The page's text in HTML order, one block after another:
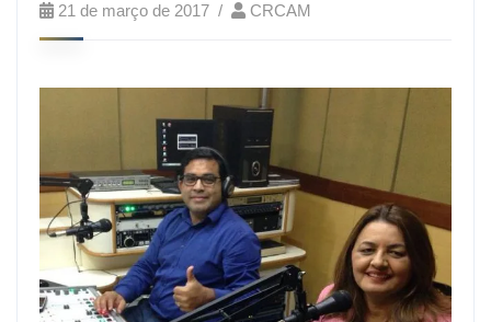
21 de março de 2017 CRCAM